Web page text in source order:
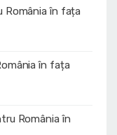
România în fața
în fața
România în